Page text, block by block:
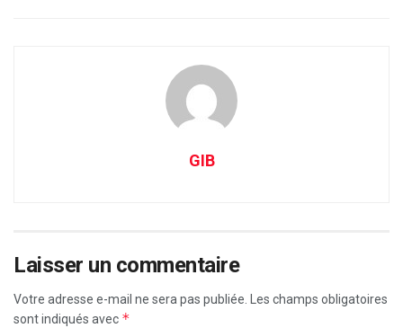
GIB
Laisser un commentaire
Votre adresse e-mail ne sera pas publiée.
Les champs obligatoires
sont indiqués avec *